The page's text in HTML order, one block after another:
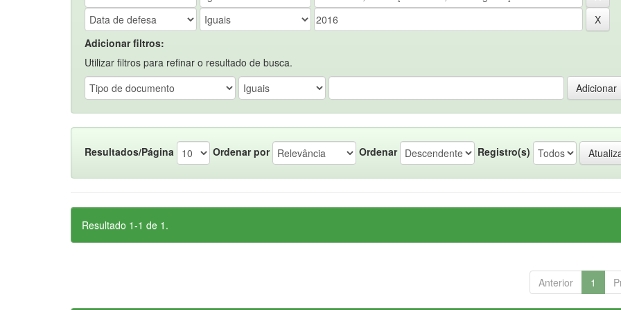
Adicionar filtros:
Utilizar filtros para refinar o resultado de busca.
Resultados/Página Ordenar por Ordenar Registro(s)
Resultado 1-1 de 1.
Anterior 1